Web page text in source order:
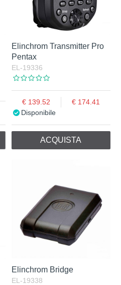
Elinchrom Transmitter Pro
Pentax
EL-19336
139.52
174.41
Disponibile
ACQUISTA
Elinchrom Bridge
EL-19338